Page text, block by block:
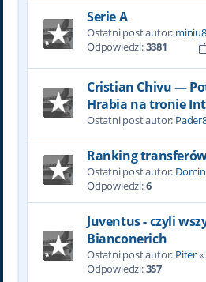
Serie A
Ostatni post autor:
Odpowiedzi:3381
Cristian Chivu —
Hrabia na tronie
Ostatni post autor:
Ranking
Ostatni post autor:
Odpowiedzi:6
Juventus - czyli
Bianconerich
Ostatni post autor: Piter«
Odpowiedzi:357